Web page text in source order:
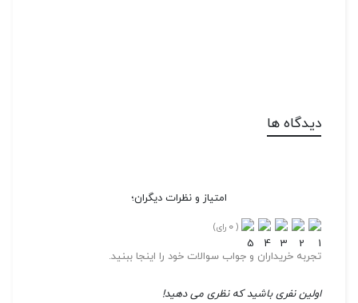
دیدگاه ها
امتیاز و نظرات دیگران؛
(
0 رای)
تجربه خریداران و جواب سوالات خود را اینجا ببنید.
اولین نفری باشید که نظری می دهید!